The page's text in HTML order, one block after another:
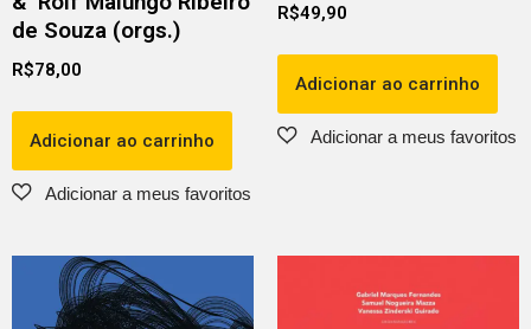
de Souza (orgs.)
R$78,00
Adicionar ao carrinho
R$49,90
Adicionar ao carrinho